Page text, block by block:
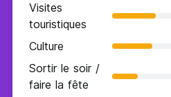
Visites
touristiques
Culture
Sortir le soir /
faire la fête